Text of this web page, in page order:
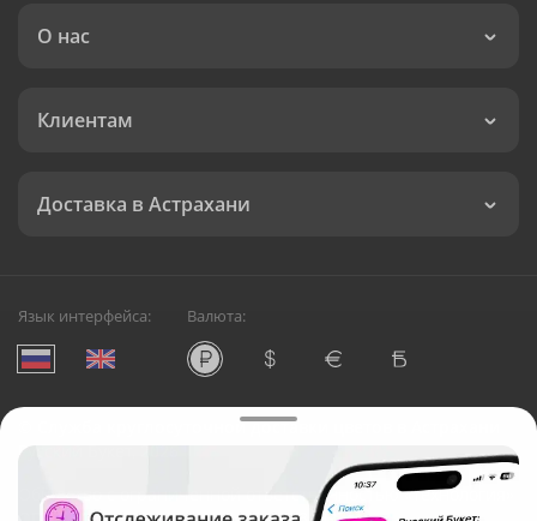
О нас
Клиентам
Доставка в Астрахани
Язык интерфейса: Валюта:
Служба круглосуточной доставки цветов в Астрахани
Русский Букет, 2026
Общество с ограниченной ответственностью «Технология»